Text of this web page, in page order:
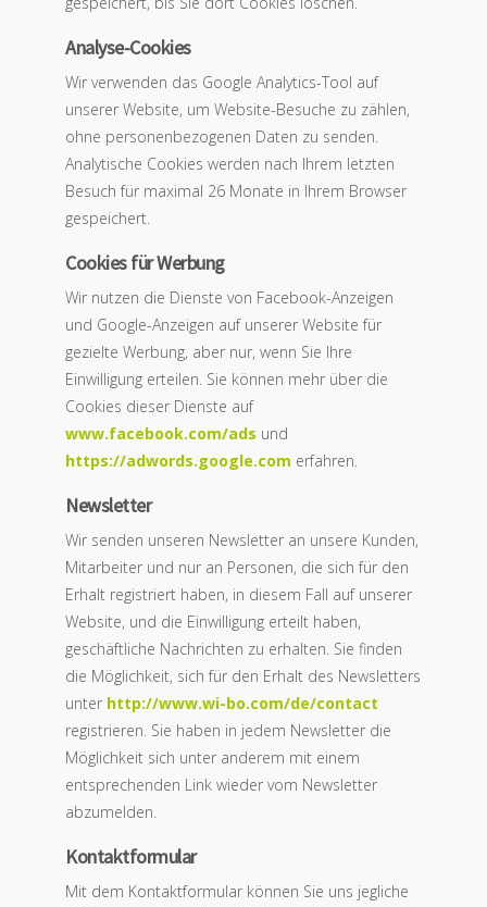
Analyse-Cookies
Wir verwenden das Google Analytics-Tool auf
unserer Website, um Website-Besuche zu zählen,
ohne personenbezogenen Daten zu senden.
Analytische Cookies werden nach Ihrem letzten
Besuch für maximal 26 Monate in Ihrem Browser
gespeichert.
Cookies für Werbung
Wir nutzen die Dienste von Facebook-Anzeigen
und Google-Anzeigen auf unserer Website für
gezielte Werbung, aber nur, wenn Sie Ihre
Einwilligung erteilen. Sie können mehr über die
Cookies dieser Dienste auf
www.facebook.com/ads und
https://adwords.google.com erfahren.
Newsletter
Wir senden unseren Newsletter an unsere Kunden,
Mitarbeiter und nur an Personen, die sich für den
Erhalt registriert haben, in diesem Fall auf unserer
Website, und die Einwilligung erteilt haben,
geschäftliche Nachrichten zu erhalten. Sie finden
die Möglichkeit, sich für den Erhalt des Newsletters
unter http://www.wi-bo.com/de/contact
registrieren. Sie haben in jedem Newsletter die
Möglichkeit sich unter anderem mit einem
entsprechenden Link wieder vom Newsletter
abzumelden.
Kontaktformular
Mit dem Kontaktformular können Sie uns jegliche